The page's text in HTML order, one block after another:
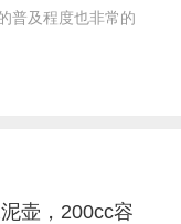
普及程度也非常的
壶，200cc容